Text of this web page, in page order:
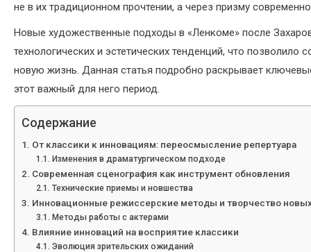
не в их традиционном прочтении, а через призму
Новые художественные подходы в «Ленкоме» после
технологических и эстетических тенденций, что позволило
новую жизнь. Данная статья подробно раскрывает
этот важный для него период.
Содержание
От классики к инновациям: переосмысление репертуара
Изменения в драматургическом подходе
Современная сценография как инструмент обновления
Технические приемы и новшества
Инновационные режиссерские методы и творчество
Методы работы с актерами
Влияние инноваций на восприятие классики
Эволюция зрительских ожиданий